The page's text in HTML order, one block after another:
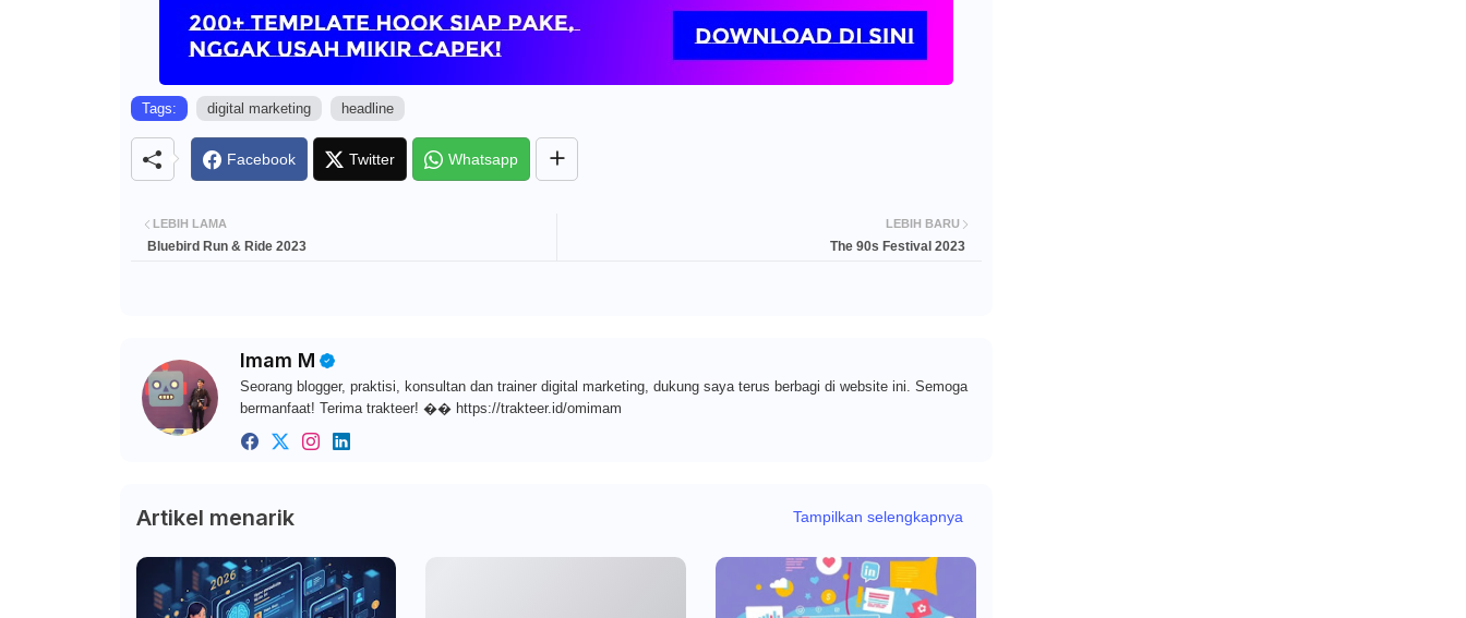
Tags: digital marketing headline
Facebook Twitter Whatsapp
LEBIH BARU
The 90s Festival 2023
LEBIH LAMA
Bluebird Run & Ride 2023
Imam M
Seorang blogger, praktisi, konsultan dan trainer digital marketing, dukung saya terus berbagi di website ini. Semoga
bermanfaat! Terima trakteer! �� https://trakteer.id/omimam
Artikel menarik Tampilkan selengkapnya